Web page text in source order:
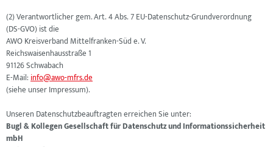
Vorteile
Stellenangebote
(2) Verantwortlicher gem. Art. 4 Abs. 7 EU-Datenschutz-Grundverordnung
(DS-GVO) ist die
AWO Kreisverband Mittelfranken-Süd e. V.
Reichswaisenhausstraße 1
91126 Schwabach
E-Mail:info@awo-mfrs.de
(siehe unser Impressum).
Unseren Datenschutzbeauftragten erreichen Sie unter:
Bugl & Kollegen Gesellschaft für Datenschutz und Informationssicherheit
mbH